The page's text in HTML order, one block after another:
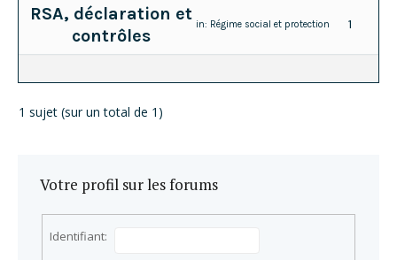
RSA, déclaration et
contrôles
in: Régime social et protection 1
1 sujet (sur un total de 1)
Votre profil sur les forums
Identifiant: